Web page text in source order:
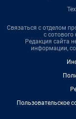
Связаться с отделом
с сотового
Редакция сайта
информации,
Пользовательское